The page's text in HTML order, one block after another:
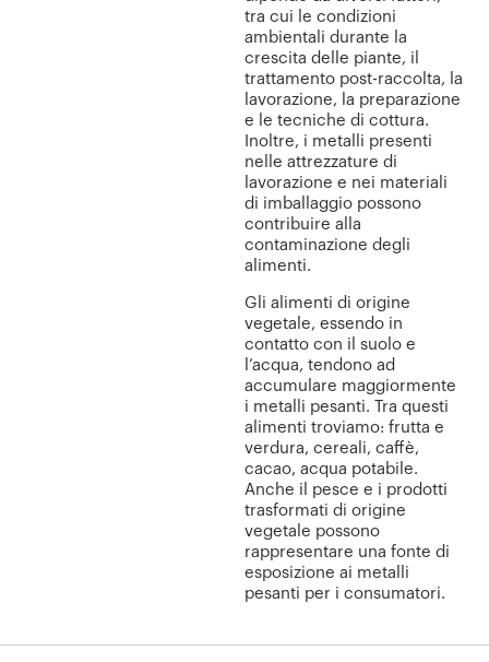
tra cui le condizioni
ambientali durante la
crescita delle piante, il
trattamento post-raccolta, la
lavorazione, la preparazione
e le tecniche di cottura.
Inoltre, i metalli presenti
nelle attrezzature di
lavorazione e nei materiali
di imballaggio possono
contribuire alla
contaminazione degli
alimenti.
Gli alimenti di origine
vegetale, essendo in
contatto con il suolo e
l’acqua, tendono ad
accumulare maggiormente
i metalli pesanti. Tra questi
alimenti troviamo: frutta e
verdura, cereali, caffè,
cacao, acqua potabile.
Anche il pesce e i prodotti
trasformati di origine
vegetale possono
rappresentare una fonte di
esposizione ai metalli
pesanti per i consumatori.